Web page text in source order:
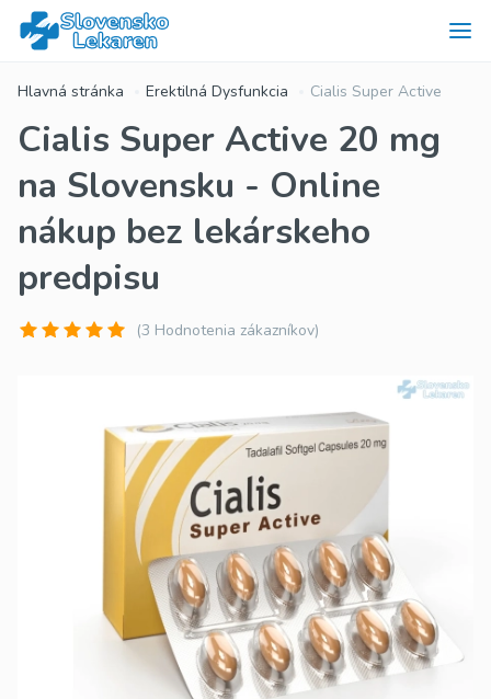
Hlavná stránka Erektilná Dysfunkcia Cialis Super Active
Cialis Super Active 20 mg
na Slovensku - Online
nákup bez lekárskeho
predpisu
(3 Hodnotenia zákazníkov)